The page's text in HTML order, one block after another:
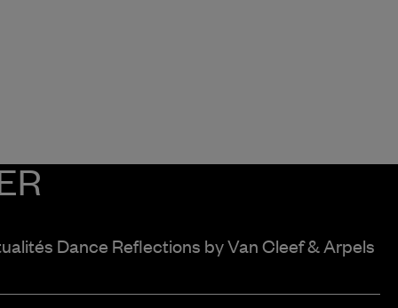
Dance Reflections byVan Cleef & Arpels